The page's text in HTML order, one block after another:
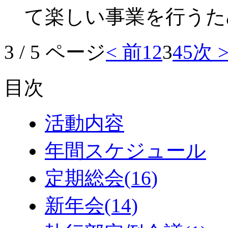
て楽しい事業を行う
3 / 5 ページ< 前12345次
目次
活動内容
年間スケジュール
定期総会(16)
新年会(14)